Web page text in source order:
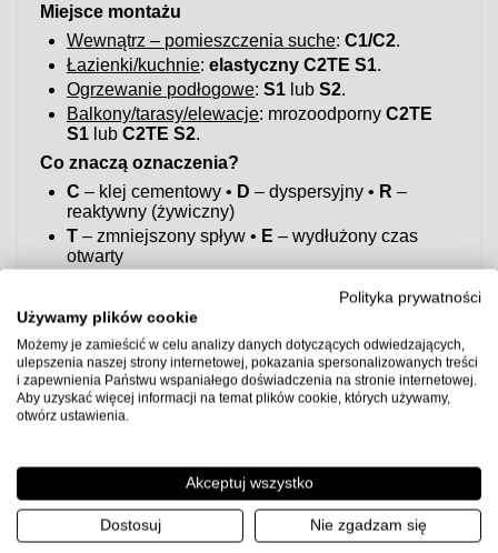
Miejsce montażu
Wewnątrz – pomieszczenia suche:C1/C2.
Łazienki/kuchnie:elastyczny C2TE S1.
Ogrzewanie podłogowe:S1 lubS2.
Balkony/tarasy/elewacje: mrozoodpornyC2TE
S1 lubC2TE S2.
Co znaczą oznaczenia?
C – klej cementowy • D – dyspersyjny • R –
reaktywny (żywiczny)
T – zmniejszony spływ • E – wydłużony czas
otwarty
Szybka rekomendacja
Do większości zastosowań w łazience/kuchni i na
ogrzewaniu podłogowym bezpiecznym wyborem jest
klej elastyczny C2TE S1.
Uwaga:przed użyciem sprawdź kartę techniczną producenta
kleju, przygotuj podłoże zgodnie z wytycznymi (gruntowanie,
czasy schnięcia.
Czym różnią się płytki gresowe od ceramicznych?
Polityka prywatności
Używamy plików cookie
Możemy je zamieścić w celu analizy danych dotyczących odwiedzających,
ulepszenia naszej strony internetowej, pokazania spersonalizowanych treści
i zapewnienia Państwu wspaniałego doświadczenia na stronie internetowej.
Aby uzyskać więcej informacji na temat plików cookie, których używamy,
otwórz ustawienia.
Akceptuj wszystko
Dostosuj Nie zgadzam się